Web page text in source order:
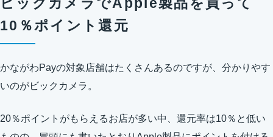
10％ポイント還元
かながわPayの対象店舗はたくさんあるのですが、分かりやす
いのがビックカメラ。
20％ポイントがもらえるお店が多い中、還元率は10％と低い